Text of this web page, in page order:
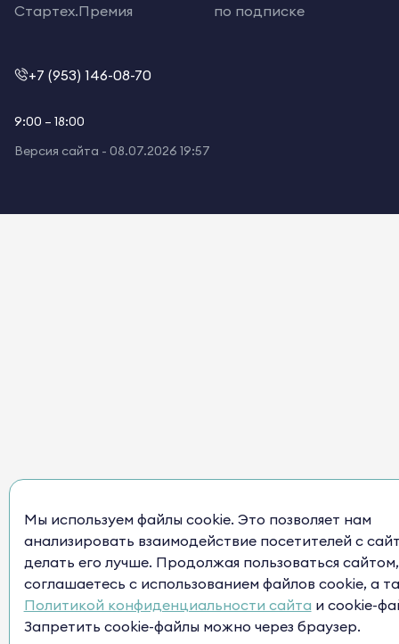
Стартех.Премия
по подписке
+7 (953) 146-08-70
9:00 – 18:00
Версия сайта - 08.07.2026 19:57
Мы используем файлы cookie. Это позволяет нам
анализировать взаимодействие посетителей с
делать его лучше. Продолжая пользоваться
соглашаетесь с использованием файлов cookie, а
Политикой конфиденциальности сайта и cookie-
Запретить cookie-файлы можно через браузер.